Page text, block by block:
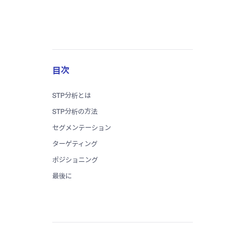
目次
STP分析とは
STP分析の方法
セグメンテーション
ターゲティング
ポジショニング
最後に